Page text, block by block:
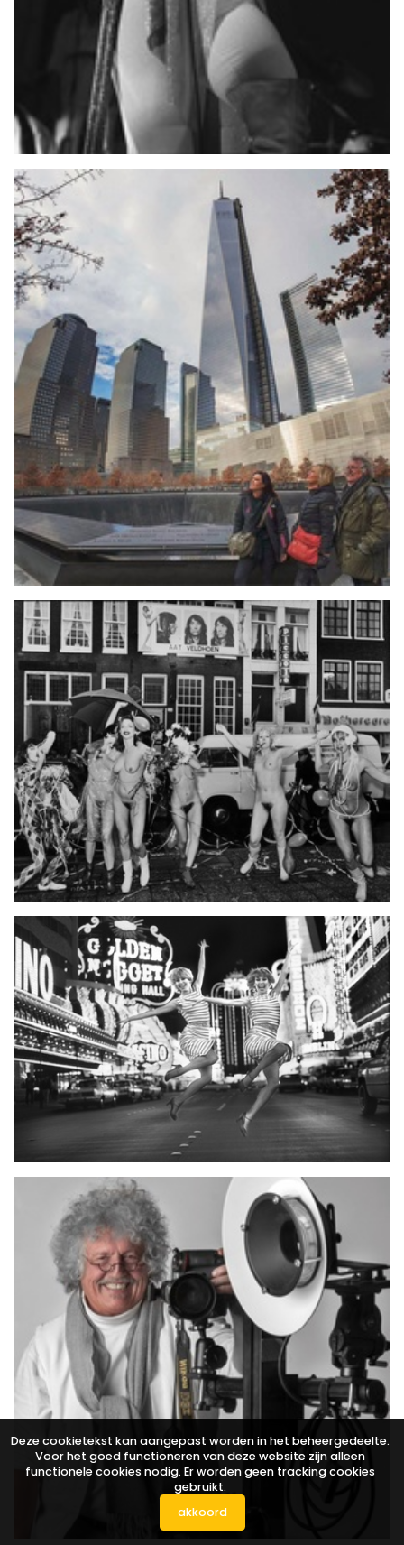
Deze cookietekst kan aangepast worden in het beheergedeelte.
Voor het goed functioneren van deze website zijn alleen
functionele cookies nodig. Er worden geen tracking cookies
gebruikt.
akkoord